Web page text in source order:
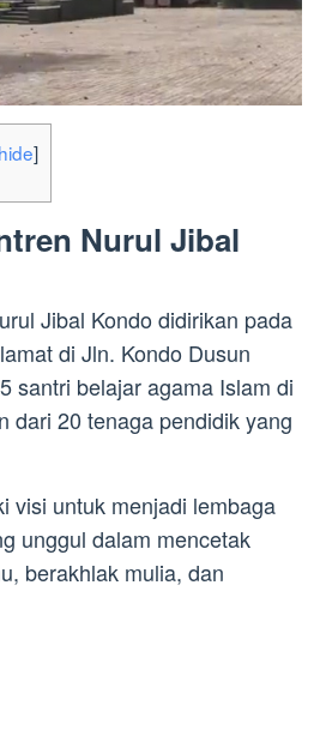
hide]
Nurul Jibal
Jibal Kondo didirikan pada
di Jln. Kondo Dusun
santri belajar agama Islam di
dari 20 tenaga pendidik yang
visi untuk menjadi lembaga
unggul dalam mencetak
berakhlak mulia, dan